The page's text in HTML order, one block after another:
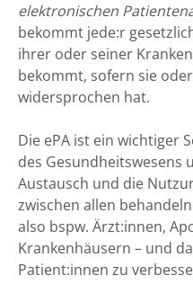
elektronischen
bekommt jede:r
ihrer oder seiner
bekommt, sofern sie
widersprochen hat.
Die ePA ist ein wichtiger
des Gesundheitswesens
Austausch und die
zwischen allen
also bspw. Ärzt:innen,
Krankenhäusern – und
Patient:innen zu